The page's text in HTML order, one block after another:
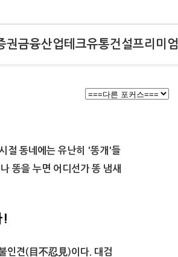
권금융산업테크유통건설프리미엄
절 동네에는 유난히 '똥개'들
똥을 누면 어디선가 똥 냄새
!
인견(目不忍見)이다. 대검